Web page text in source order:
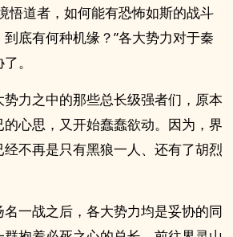
悟道者，如何能有恐怖如斯的战斗
底有何种机缘？”各大势力对于秦
。
力之中的那些总长级强者们，原本
心思，又开始蠢蠢欲动。因为，界
不再是只有黑狼一人、还有了胡烈
一战之后，各大势力均是妥协的同